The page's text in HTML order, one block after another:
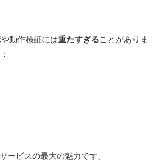
動作検証には重たすぎることがありま
ービスの最大の魅力です。